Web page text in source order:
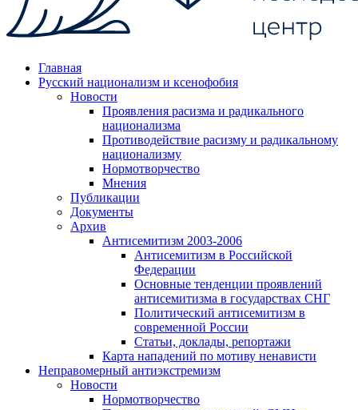
Главная
Русский национализм и ксенофобия
Новости
Проявления расизма и радикального
национализма
Противодействие расизму и радикальному
национализму
Нормотворчество
Мнения
Публикации
Документы
Архив
Антисемитизм 2003-2006
Антисемитизм в Российской
Федерации
Основные тенденции проявлений
антисемитизма в государствах СНГ
Политический антисемитизм в
современной России
Статьи, доклады, репортажи
Карта нападений по мотиву ненависти
Неправомерный антиэкстремизм
Новости
Нормотворчество